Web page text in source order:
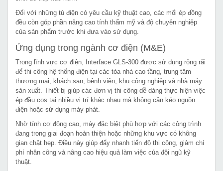
Đối với những tủ điện có yêu cầu kỹ thuật cao, các mối ép đồng
đều còn góp phần nâng cao tính thẩm mỹ và độ chuyên nghiệp
của sản phẩm trước khi đưa vào sử dụng.
Ứng dụng trong ngành cơ điện (M&E)
Trong lĩnh vực cơ điện, Interface GLS-300 được sử dụng rộng rãi
để thi công hệ thống điện tại các tòa nhà cao tầng, trung tâm
thương mại, khách sạn, bệnh viện, khu công nghiệp và nhà máy
sản xuất. Thiết bị giúp các đơn vị thi công dễ dàng thực hiện việc
ép đầu cos tại nhiều vị trí khác nhau mà không cần kéo nguồn
điện hoặc sử dụng máy phát.
Nhờ tính cơ động cao, máy đặc biệt phù hợp với các công trình
đang trong giai đoạn hoàn thiện hoặc những khu vực có không
gian chật hẹp. Điều này giúp đẩy nhanh tiến độ thi công, giảm chi
phí nhân công và nâng cao hiệu quả làm việc của đội ngũ kỹ
thuật.